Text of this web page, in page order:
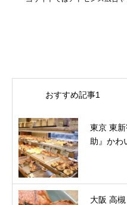
おすすめ記事1
東京 東
助』かわ
大阪 高